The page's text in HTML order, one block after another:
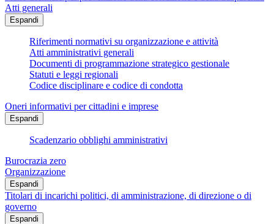
Atti generali
Espandi
Riferimenti normativi su organizzazione e attività
Atti amministrativi generali
Documenti di programmazione strategico gestionale
Statuti e leggi regionali
Codice disciplinare e codice di condotta
Oneri informativi per cittadini e imprese
Espandi
Scadenzario obblighi amministrativi
Burocrazia zero
Organizzazione
Espandi
Titolari di incarichi politici, di amministrazione, di direzione o di
governo
Espandi